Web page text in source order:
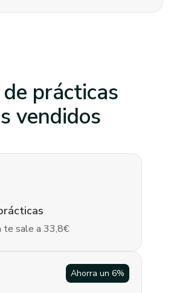
de prácticas
vendidos
te sale a 33,8€
Ahorra un 6%